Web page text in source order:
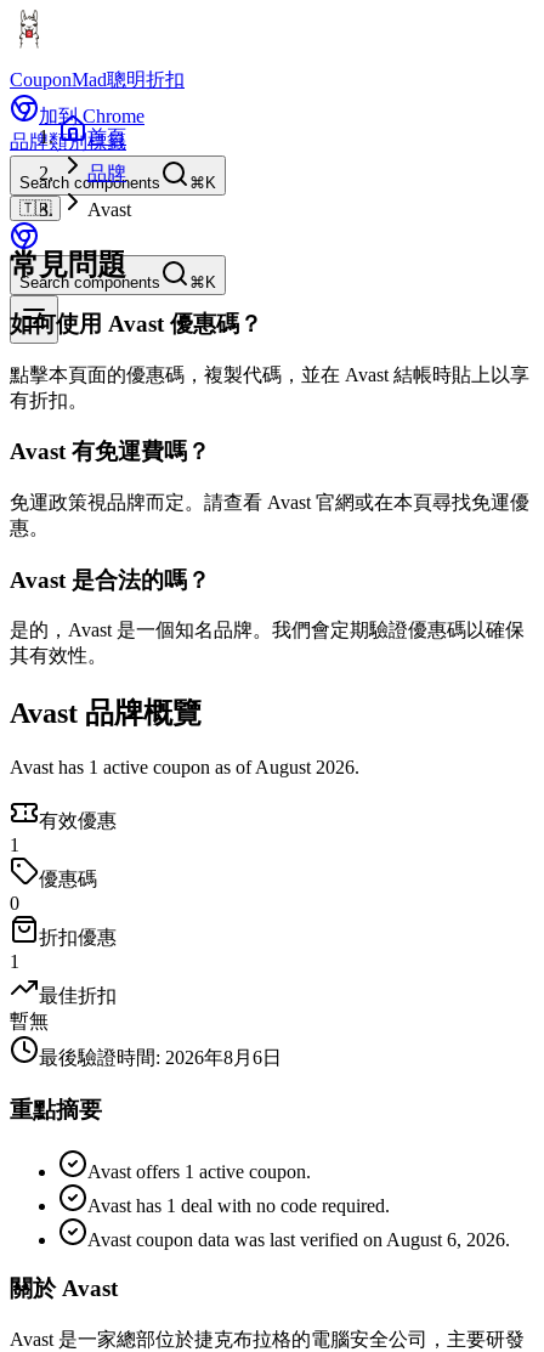
CouponMad聰明折扣
加到 Chrome
品牌類別標籤
Search components
⌘K
🇹🇼
Search components ⌘K
首頁
品牌
Avast
常見問題
如何使用 Avast 優惠碼？
點擊本頁面的優惠碼，複製代碼，並在 Avast 結帳時貼上以享
有折扣。
Avast 有免運費嗎？
免運政策視品牌而定。請查看 Avast 官網或在本頁尋找免運優
惠。
Avast 是合法的嗎？
是的，Avast 是一個知名品牌。我們會定期驗證優惠碼以確保
其有效性。
Avast 品牌概覽
Avast has 1 active coupon as of August 2026.
有效優惠
1
優惠碼
0
折扣優惠
1
最佳折扣
暫無
最後驗證時間: 2026年8月6日
重點摘要
Avast offers 1 active coupon.
Avast has 1 deal with no code required.
Avast coupon data was last verified on August 6, 2026.
關於 Avast
Avast 是一家總部位於捷克布拉格的電腦安全公司，主要研發